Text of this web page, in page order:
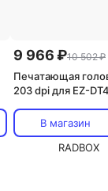
9 966 ₽10 502 ₽
Печатающая
203 dpi для EZ-
G50007-000, 021-
120011-000)
В магазин
RADBOX